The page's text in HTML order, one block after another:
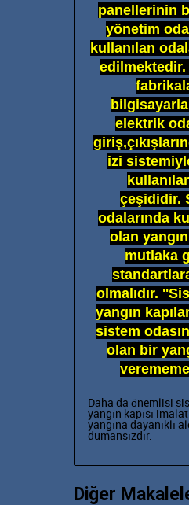
panellerinin
yönetim
kullanılan
elektrik
izi
çeşididir.
odalarında
olan yangın
mutlaka
olmalıdır.
yangın
sistem
olan bir
Daha da önemlisi
yangın kapısı
yangına dayanıklı
dumansızdır.
Diğer